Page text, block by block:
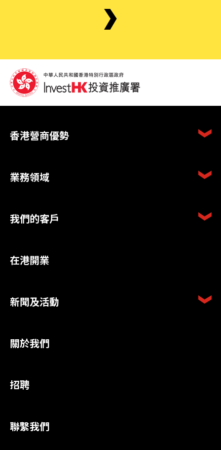
香港營商優勢
業務領域
我們的客戶
在港開業
新聞及活動
關於我們
招聘
聯繫我們